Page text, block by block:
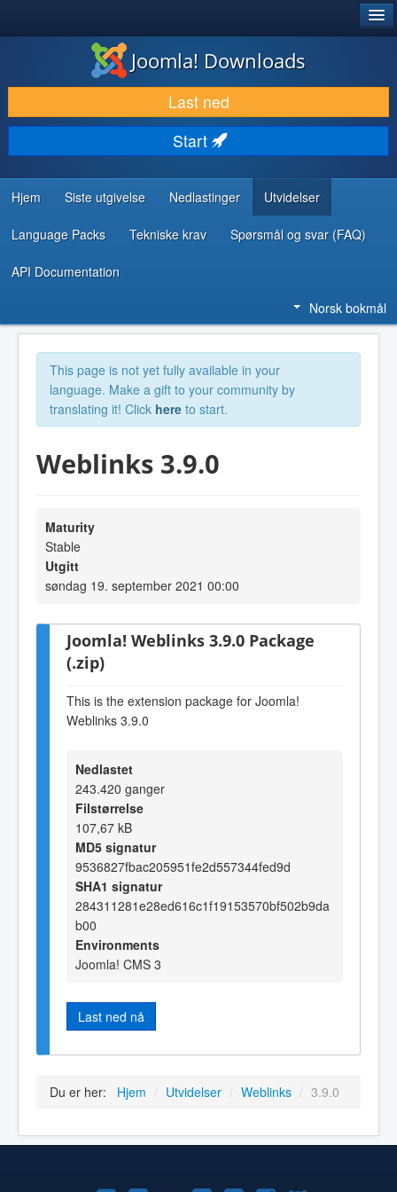
LAST NED & UTVID
OPPDAG & LÆR
SAMFUNN & BRUKERSTØTTE
UTVIKLINGSRESSURSER
Joomla! Downloads
Last ned
Start
Hjem Siste utgivelse Nedlastinger Utvidelser
Language Packs Tekniske krav Spørsmål og svar (FAQ)
API Documentation
Norsk bokmål
This page is not yet fully available in your
language. Make a gift to your community by
translating it! Click here to start.
Weblinks 3.9.0
Maturity
Stable
Utgitt
søndag 19. september 2021 00:00
Joomla! Weblinks 3.9.0 Package
(.zip)
This is the extension package for Joomla!
Weblinks 3.9.0
Nedlastet
243.420 ganger
Filstørrelse
107,67 kB
MD5 signatur
9536827fbac205951fe2d557344fed9d
SHA1 signatur
284311281e28ed616c1f19153570bf502b9da
b00
Environments
Joomla! CMS 3
Last ned nå
Du er her: Hjem / Utvidelser / Weblinks / 3.9.0